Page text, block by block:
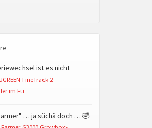
ist es nicht
FineTrack 2
im Fu
… ja süchä doch … 🤣